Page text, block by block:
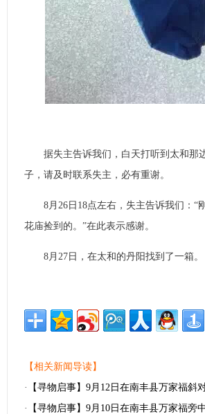
据失主告诉我们，白天打听到太和那
子，请及时联系失主，必有重谢。
8月26日18点左右，失主告诉我们：“
花庙捡到的。”在此表示感谢。
8月27日，在太和的丹阳找到了一箱。
【相关新闻导读】
·
【寻物启事】9月12日在南丰县万家福斜
·
【寻物启事】9月10日在南丰县万家福旁